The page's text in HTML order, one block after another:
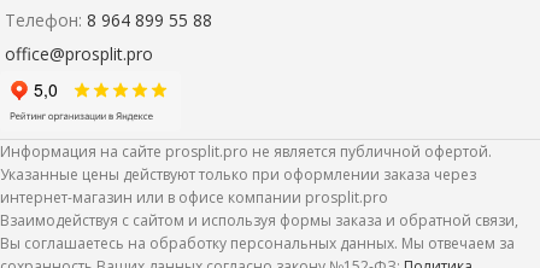
Телефон: 8 964 899 55 88
office@prosplit.pro
Информация на сайте prosplit.pro не является публичной офертой.
Указанные цены действуют только при оформлении заказа через
интернет-магазин или в офисе компании prosplit.pro
Взаимодействуя с сайтом и используя формы заказа и обратной связи,
Вы соглашаетесь на обработку персональных данных. Мы отвечаем за